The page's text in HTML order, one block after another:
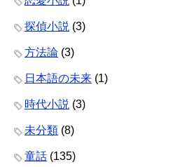
探偵小説 (3)
方法論 (3)
日本語の未来 (1)
時代小説 (3)
未分類 (8)
童話 (135)